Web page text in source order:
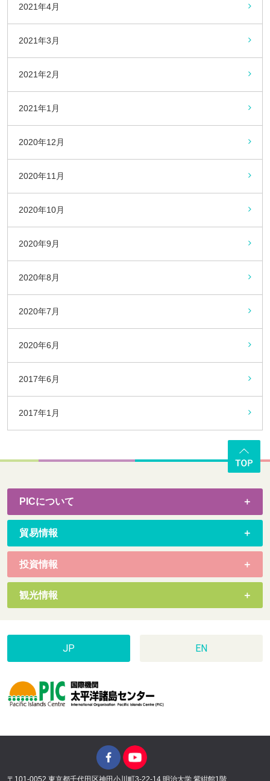
2021年4月
2021年3月
2021年2月
2021年1月
2020年12月
2020年11月
2020年10月
2020年9月
2020年8月
2020年7月
2020年6月
2017年6月
2017年1月
PICについて
貿易情報
投資情報
観光情報
JP EN
〒101-0052 東京都千代田区神田小川町3-22-14 明治大学 紫紺館1階